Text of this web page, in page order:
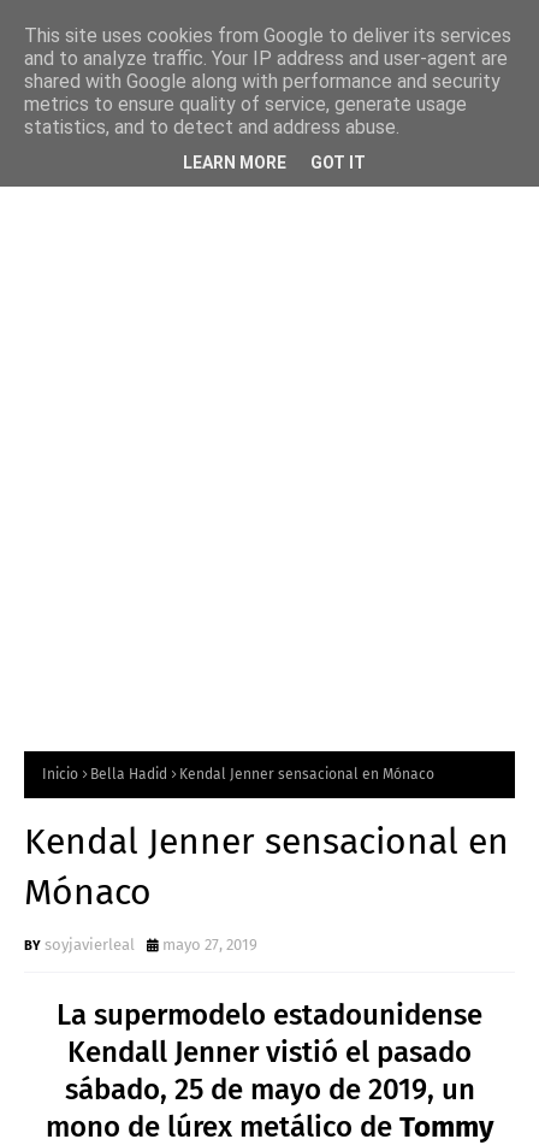
Inicio Bella Hadid Kendal Jenner sensacional en Mónaco
Kendal Jenner sensacional en
Mónaco
soyjavierleal mayo 27, 2019
La supermodelo estadounidense
Kendall Jenner vistió el pasado
sábado, 25 de mayo de 2019, un
mono de lúrex metálico de Tommy
This site uses cookies from Google to deliver its services
and to analyze traffic. Your IP address and user-agent are
shared with Google along with performance and security
metrics to ensure quality of service, generate usage
statistics, and to detect and address abuse.
LEARN MORE GOT IT